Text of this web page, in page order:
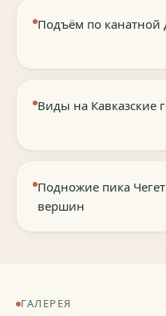
Подъём по канатной
Виды на Кавказские
Подножие пика
вершин
ГАЛЕРЕЯ